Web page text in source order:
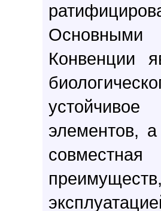
Конвенции
устойчивое
элементов,